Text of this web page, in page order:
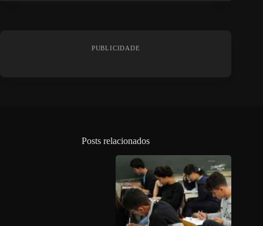
PUBLICIDADE
Posts relacionados